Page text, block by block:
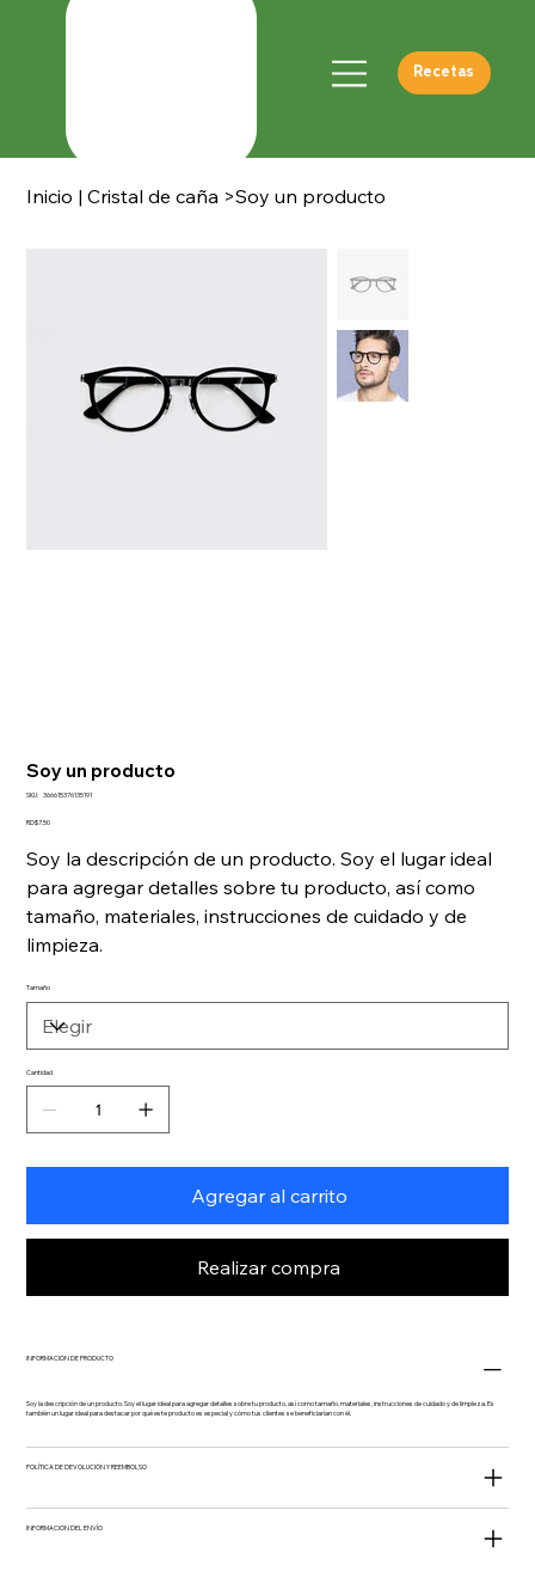
Recetas
Inicio | Cristal de caña >Soy un producto
Soy un producto
SKU:
SKU
366615376135191
Precio
RD$7.50
Soy la descripción de un producto. Soy el lugar ideal
para agregar detalles sobre tu producto, así como
tamaño, materiales, instrucciones de cuidado y de
limpieza.
Tamaño
Cantidad
Agregar al carrito
Realizar compra
INFORMACIÓN DE PRODUCTO
Soy la descripción de un producto. Soy el lugar ideal para agregar detalles sobre tu producto, así como tamaño, materiales, instrucciones de cuidado y de limpieza. Es
también un lugar ideal para destacar por qué este producto es especial y cómo tus clientes se beneficiarían con él.
POLÍTICA DE DEVOLUCIÓN Y REEMBOLSO
INFORMACIÓN DEL ENVÍO